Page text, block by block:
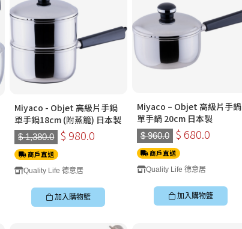
Miyaco - Objet 高級片手鍋
單手鍋18cm (附蒸籠) 日本製
$ 1,380.0 $ 980.0
商戶直送
Quality Life 德意居
加入購物籃
Miyaco – Objet 高級片手鍋
單手鍋 20cm 日本製
$ 960.0 $ 680.0
商戶直送
Quality Life 德意居
加入購物籃